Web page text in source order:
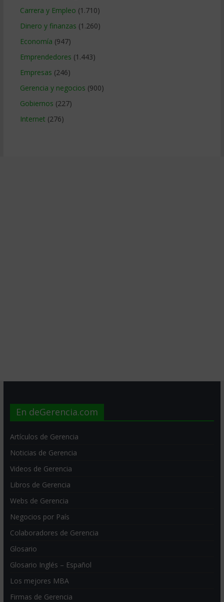
Carrera y Empleo (1.710)
Dinero y finanzas (1.260)
Economía (947)
Emprendedores (1.443)
Empresas (246)
Gerencia y negocios (900)
Gobiernos (227)
Internet (276)
En deGerencia.com
Artículos de Gerencia
Noticias de Gerencia
Videos de Gerencia
Libros de Gerencia
Webs de Gerencia
Negocios por País
Colaboradores de Gerencia
Glosario
Glosario Inglés – Español
Los mejores MBA
Firmas de Gerencia